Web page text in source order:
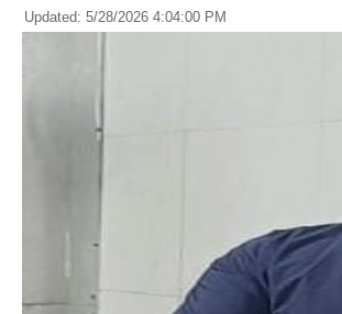
Updated: 5/28/2026 4:04:00 PM